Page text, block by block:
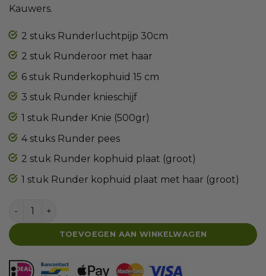
Kauwers.
2 stuks Runderluchtpijp 30cm
2 stuk Runderoor met haar
6 stuk Runderkophuid 15 cm
3 stuk Runder knieschijf
1 stuk Runder Knie (500gr)
4 stuks Runder pees
2 stuk Runder kophuid plaat (groot)
1 stuk Runder kophuid plaat met haar (groot)
Snackbox Echte kauwers XXL aantal
TOEVOEGEN AAN WINKELWAGEN